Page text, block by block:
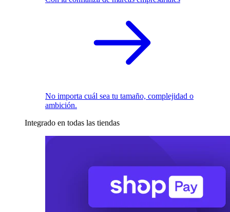
No importa cuál sea tu tamaño, complejidad o
ambición.
Integrado en todas las tiendas